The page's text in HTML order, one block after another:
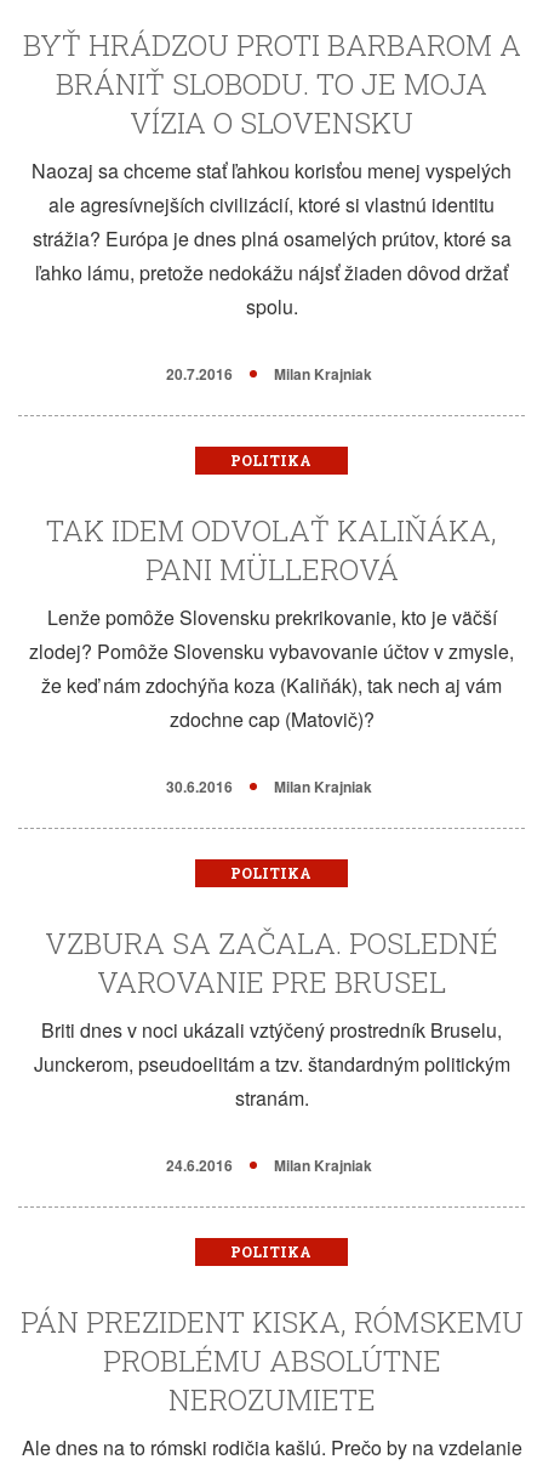
BYŤ HRÁDZOU PROTI BARBAROM A
BRÁNIŤ SLOBODU. TO JE MOJA
VÍZIA O SLOVENSKU
Naozaj sa chceme stať ľahkou korisťou menej vyspelých
ale agresívnejších civilizácií, ktoré si vlastnú identitu
strážia? Európa je dnes plná osamelých prútov, ktoré sa
ľahko lámu, pretože nedokážu nájsť žiaden dôvod držať
spolu.
20.7.2016 Milan Krajniak
POLITIKA
TAK IDEM ODVOLAŤ KALIŇÁKA,
PANI MÜLLEROVÁ
Lenže pomôže Slovensku prekrikovanie, kto je väčší
zlodej? Pomôže Slovensku vybavovanie účtov v zmysle,
že keď nám zdochýňa koza (Kaliňák), tak nech aj vám
zdochne cap (Matovič)?
30.6.2016 Milan Krajniak
POLITIKA
VZBURA SA ZAČALA. POSLEDNÉ
VAROVANIE PRE BRUSEL
Briti dnes v noci ukázali vztýčený prostredník Bruselu,
Junckerom, pseudoelitám a tzv. štandardným politickým
stranám.
24.6.2016 Milan Krajniak
POLITIKA
PÁN PREZIDENT KISKA, RÓMSKEMU
PROBLÉMU ABSOLÚTNE
NEROZUMIETE
Ale dnes na to rómski rodičia kašlú. Prečo by na vzdelanie